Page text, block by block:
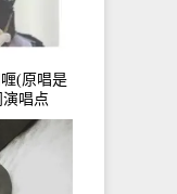
(原唱是
唱点